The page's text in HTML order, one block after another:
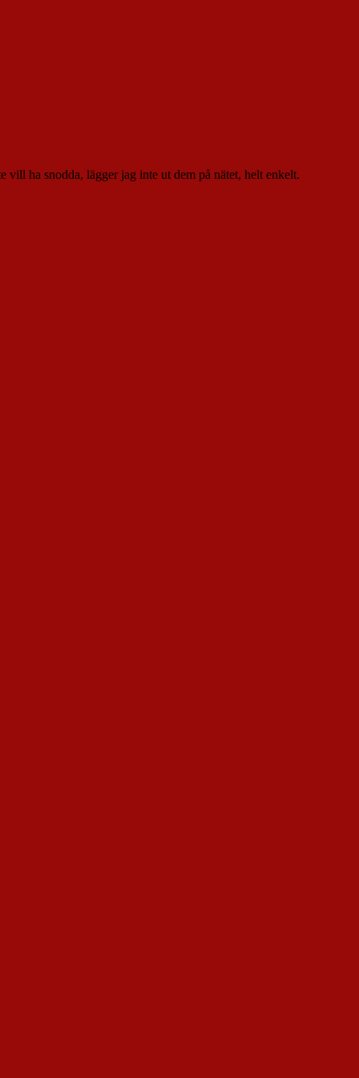
ha snodda, lägger jag inte ut dem på nätet, helt enkelt.